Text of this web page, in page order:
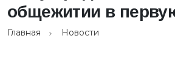
общежитии в
Главная Новости